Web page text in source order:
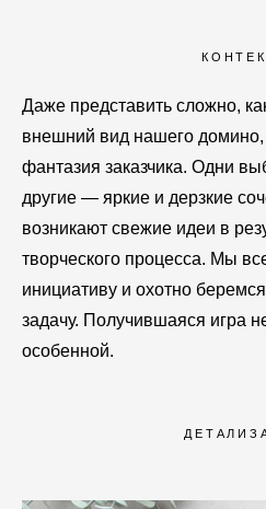
Даже представить сложно,
внешний вид нашего домино,
фантазия заказчика. Одни
другие — яркие и дерзкие
возникают свежие идеи в
творческого процесса. Мы
инициативу и охотно
задачу. Получившаяся игра
особенной.